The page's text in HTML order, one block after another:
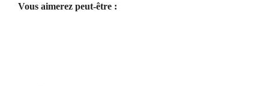
Vous aimerez peut-être :